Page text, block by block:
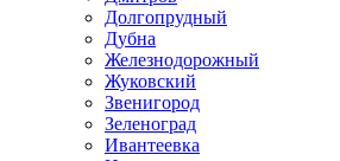
Долгопрудный
Дубна
Железнодорожный
Жуковский
Звенигород
Зеленоград
Ивантеевка